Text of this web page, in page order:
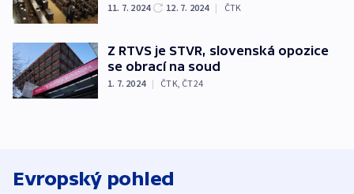
11. 7. 2024 12. 7. 2024 | ČTK
Z RTVS je STVR, slovenská opozice
se obrací na soud
1. 7. 2024 | ČTK ČT24
Evropský pohled